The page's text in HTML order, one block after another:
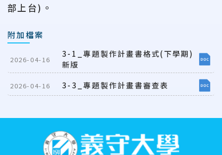
部上台) 。
附加檔案
2026-04-16
3-1_專題製作計畫書格式(下學期)
新版
2026-04-16 3-3_專題製作計畫書審查表